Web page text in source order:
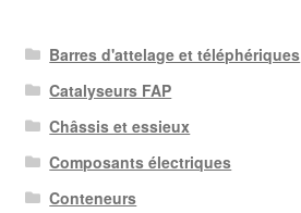
Barres d'attelage et téléphériques
Catalyseurs FAP
Châssis et essieux
Composants électriques
Conteneurs